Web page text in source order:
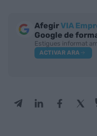
AfegirVIA
Google de
Estigues informat
ACTIVAR ARA